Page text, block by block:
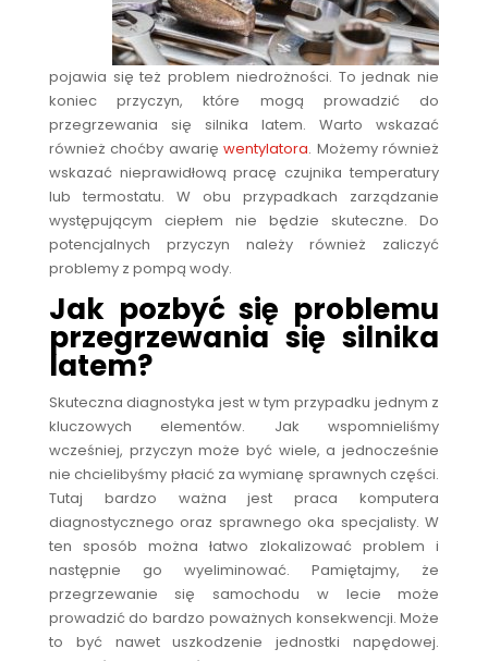
pojawia się też problem niedrożności. To jednak nie
koniec przyczyn, które mogą prowadzić do
przegrzewania się silnika latem. Warto wskazać
również choćby awarięwentylatora. Możemy również
wskazać nieprawidłową pracę czujnika temperatury
lub termostatu. W obu przypadkach zarządzanie
występującym ciepłem nie będzie skuteczne. Do
potencjalnych przyczyn należy również zaliczyć
problemy z pompą wody.
Jak pozbyć się problemu
przegrzewania się silnika
latem?
Skuteczna diagnostyka jest w tym przypadku jednym z
kluczowych elementów. Jak wspomnieliśmy
wcześniej, przyczyn może być wiele, a jednocześnie
nie chcielibyśmy płacić za wymianę sprawnych części.
Tutaj bardzo ważna jest praca komputera
diagnostycznego oraz sprawnego oka specjalisty. W
ten sposób można łatwo zlokalizować problem i
następnie go wyeliminować. Pamiętajmy, że
przegrzewanie się samochodu w lecie może
prowadzić do bardzo poważnych konsekwencji. Może
to być nawet uszkodzenie jednostki napędowej.